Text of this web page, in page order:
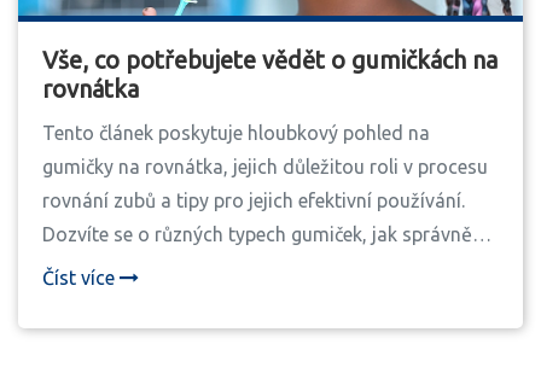
Vše, co potřebujete vědět o gumičkách na
rovnátka
Tento článek poskytuje hloubkový pohled na
gumičky na rovnátka, jejich důležitou roli v procesu
rovnání zubů a tipy pro jejich efektivní používání.
Dozvíte se o různých typech gumiček, jak správně
pečovat o zuby s rovnátky a jak předcházet běžným
zdrojem pro každého, kdo chce dosáhnout
Číst více